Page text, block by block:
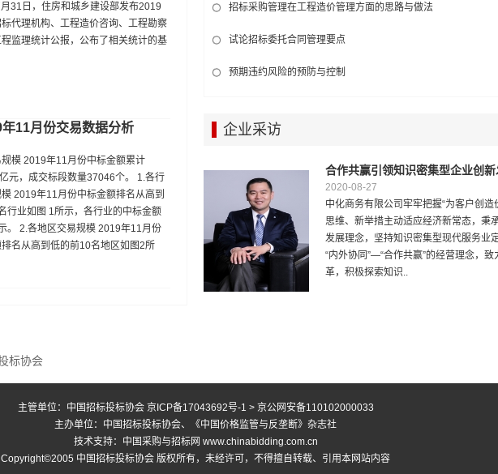
31日，住房和城乡建设部发布2019
代理机构、工程造价咨询、工程勘察
监理统计公报，公布了相关统计的基
11月份交易数据分析
模 2019年11月份中标金额累计
元，成交标段数量37046个。 1.各行
2019年11月份中标金额排名从高到
行业如图 1所示，各行业的中标金额
。 2.各地区交易规模 2019年11月份
名从高到低的前10名地区如图2所
招标采购管理在工程造价管理方面的思路与做法
试论招标委托合同管理要点
预期违约风险的预防与控制
企业采访
合作共赢引领知识密集型企业创新
2020-08-27
中化商务有限公司牢牢把握“为客户创造
思维、新举措主动适应经济新常态，秉
发展理念，坚持知识密集型现代服务业
“内外协同”—“合作共赢”的经营理念，
革，积极探索知识..
标协会
主管单位：中国招标投标协会 京ICP备17043692号-1 > 京公网安备110102000033
主办单位：中国招标投标协会、《中国价格监管与反垄断》杂志社
技术支持：中国采购与招标网 www.chinabidding.com.cn
Copyright©2005 中国招标投标协会 版权所有，未经许可，不得擅自转载、引用本网站内容